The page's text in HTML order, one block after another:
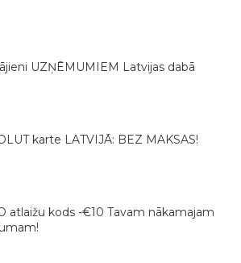
UZŅĒMUMIEM Latvijas dabā
karte LATVIJĀ: BEZ MAKSAS!
atlaižu kods -€10 Tavam nākamajam